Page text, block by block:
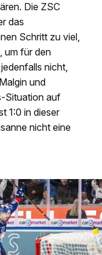
Die ZSC
das
Schritt zu viel,
um für den
nicht,
und
Situation auf
1:0 in dieser
nicht eine